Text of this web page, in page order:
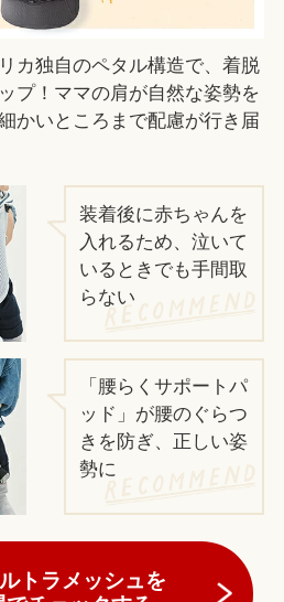
カ独自のペタル構造で、着脱
プ！ママの肩が自然な姿勢を
かいところまで配慮が行き届
装着後に赤ちゃんを
入れるため、泣いて
いるときでも手間取
らない
「腰らくサポートパ
ッド」が腰のぐらつ
きを防ぎ、正しい姿
勢に
トラメッシュを